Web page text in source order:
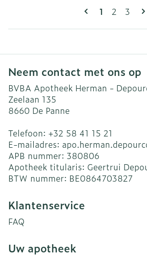
Pagina's
U lees
1 Pagina
2 Pagina
3
Neem contact met ons op
BVBA Apotheek Herman -
Zeelaan 135
8660 De Panne
Telefoon: +32 58 41 15 21
E-mailadres:
APB nummer: 380806
Apotheek titularis: Geertrui
BTW nummer: BE0864703827
Klantenservice
FAQ
Uw apotheek